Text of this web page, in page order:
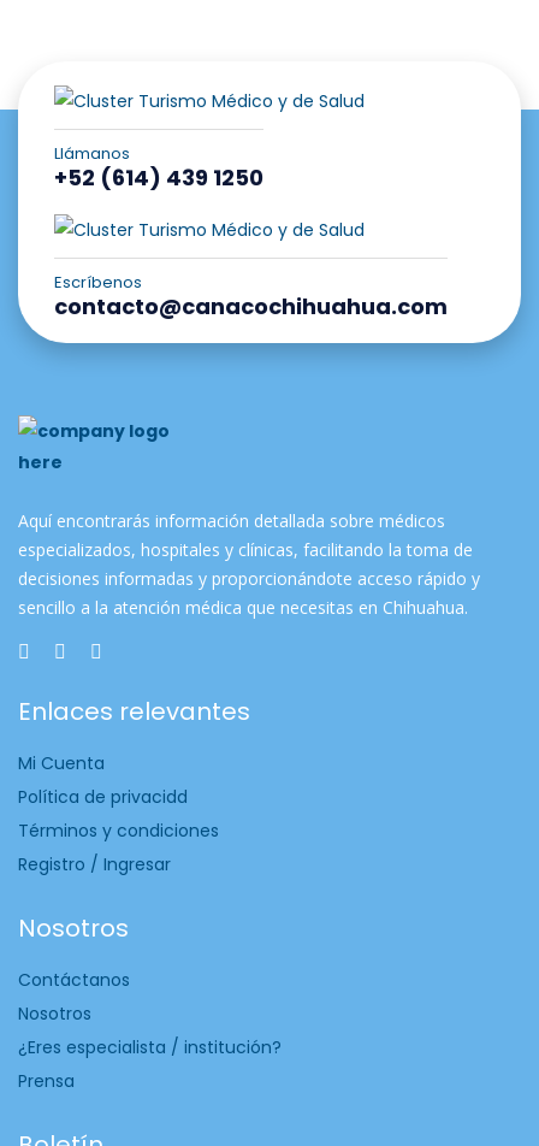
Llámanos
+52 (614) 439 1250
Escríbenos
contacto@canacochihuahua.com
Aquí encontrarás información detallada sobre médicos
especializados, hospitales y clínicas, facilitando la toma de
decisiones informadas y proporcionándote acceso rápido y
sencillo a la atención médica que necesitas en Chihuahua.
Enlaces relevantes
Mi Cuenta
Política de privacidd
Términos y condiciones
Registro / Ingresar
Nosotros
Contáctanos
Nosotros
¿Eres especialista / institución?
Prensa